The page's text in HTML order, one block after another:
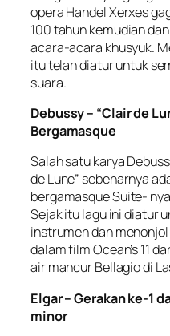
opera Handel Xerxes
100 tahun kemudian
acara-acara khusyuk.
itu telah diatur untuk
suara.
Debussy – “Clair de
Bergamasque
Salah satu karya
de Lune” sebenarnya
bergamasque Suite-
Sejak itu lagu ini diatur
instrumen dan
dalam film Ocean’s 11
air mancur Bellagio di
Elgar – Gerakan ke-1
minor